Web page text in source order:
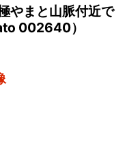
やまと山脈付近で
002640）